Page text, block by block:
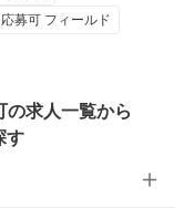
募可 フィールド
の求人一覧から
す